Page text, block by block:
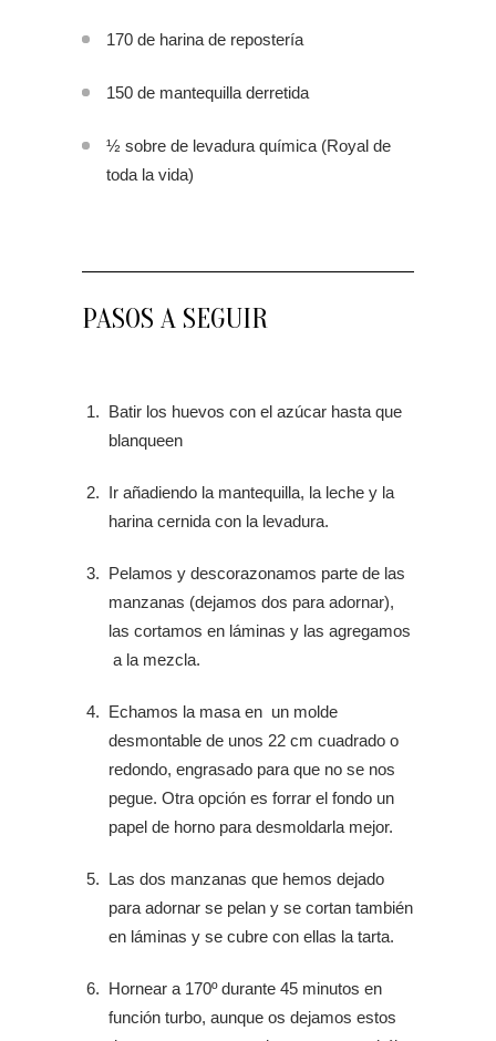
170 de harina de repostería
150 de mantequilla derretida
½ sobre de levadura química (Royal de
toda la vida)
PASOS A SEGUIR
Batir los huevos con el azúcar hasta que
blanqueen
Ir añadiendo la mantequilla, la leche y la
harina cernida con la levadura.
Pelamos y descorazonamos parte de las
manzanas (dejamos dos para adornar),
las cortamos en láminas y las agregamos
a la mezcla.
Echamos la masa en un molde
desmontable de unos 22 cm cuadrado o
redondo, engrasado para que no se nos
pegue. Otra opción es forrar el fondo un
papel de horno para desmoldarla mejor.
Las dos manzanas que hemos dejado
para adornar se pelan y se cortan también
en láminas y se cubre con ellas la tarta.
Hornear a 170º durante 45 minutos en
función turbo, aunque os dejamos estos